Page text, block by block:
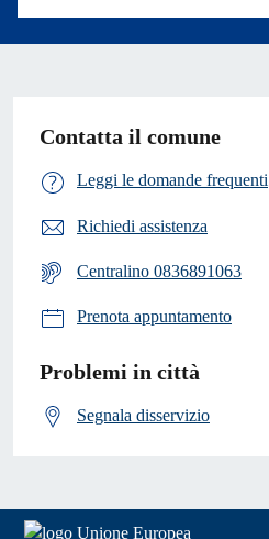
Contatta il comune
Leggi le domande frequenti
Richiedi assistenza
Centralino 0836891063
Prenota appuntamento
Problemi in città
Segnala disservizio